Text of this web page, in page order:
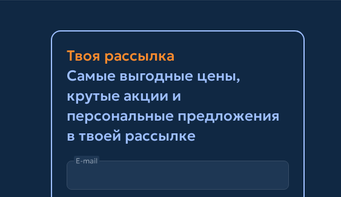
Твоя рассылка
Самые выгодные цены,
крутые акции и
персональные предложения
в твоей рассылке
E-mail